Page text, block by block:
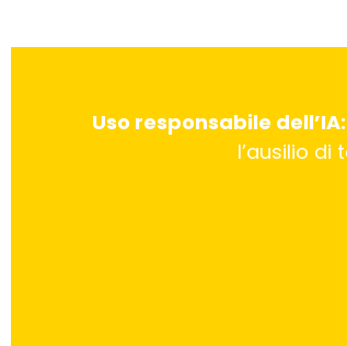
Uso responsabile dell’IA:
l’ausilio